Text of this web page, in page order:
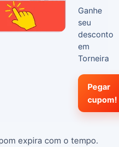
Ganhe
seu
desconto
em
Torneira
Pegar
cupom!
expira com o tempo.